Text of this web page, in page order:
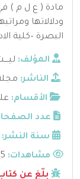
مادة ( ع ل م ) في
ودلالاتها
البصرة –كلية
المؤلف:
الناشر:
الأقسام:
عدد
سنة النشر:
مشاهدات:
بلّغ عن